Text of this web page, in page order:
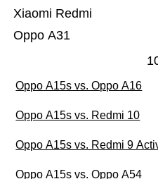
Oppo A31
Xiaomi Redmi
Oppo A15s vs. Oppo A16
Oppo A15s vs. Redmi 10
Oppo A15s vs. Redmi 9
Oppo A15s vs. Oppo A54